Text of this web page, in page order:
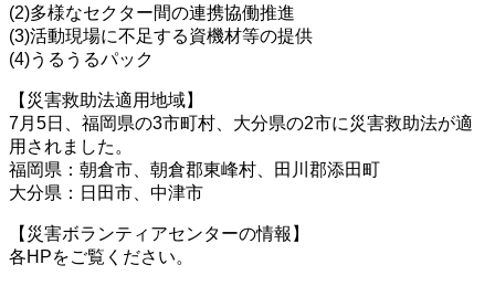
(2)多様なセクター間の連携協働推進
(3)活動現場に不足する資機材等の提供
(4)うるうるパック
【災害救助法適用地域】
7月5日、福岡県の3市町村、大分県の2市に災害救助法が適
用されました。
福岡県：朝倉市、朝倉郡東峰村、田川郡添田町
大分県：日田市、中津市
【災害ボランティアセンターの情報】
各HPをご覧ください。